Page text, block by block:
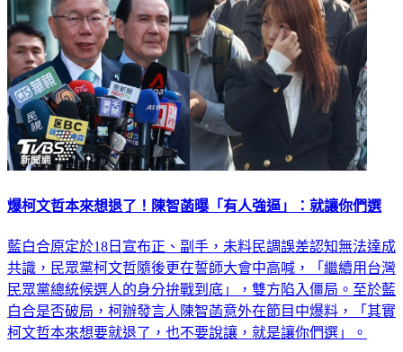
爆柯文哲本來想退了！陳智菡曝「有人強逼」：就讓你們選
藍白合原定於18日宣布正、副手，未料民調誤差認知無法達成
共識，民眾黨柯文哲隨後更在誓師大會中高喊，「繼續用台灣
民眾黨總統候選人的身分拚戰到底」，雙方陷入僵局。至於藍
白合是否破局，柯辦發言人陳智菡意外在節目中爆料，「其實
柯文哲本來想要就退了，也不要說讓，就是讓你們選」。